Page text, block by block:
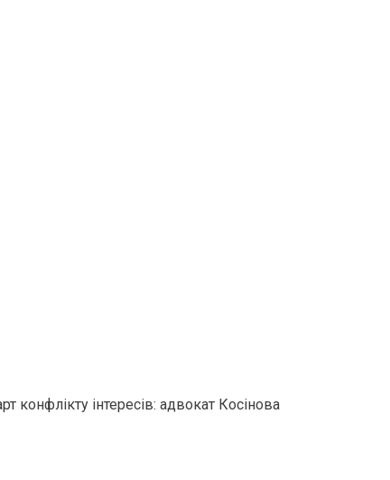
конфлікту інтересів: адвокат Косінова